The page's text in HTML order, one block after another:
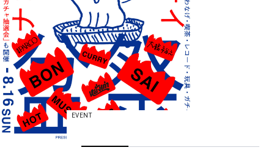
EVENT